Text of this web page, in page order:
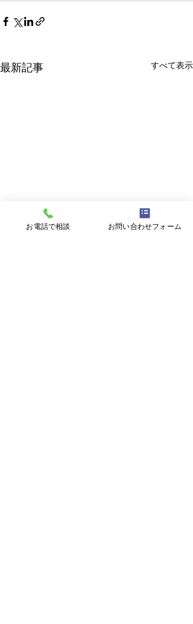
最新記事 すべて表示
お電話で相談 お問い合わせフォーム